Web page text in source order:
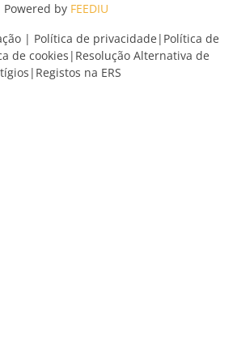
Powered by FEEDIU
| Política de privacidade | Política de
de cookies | Resolução Alternativa de
| Registos na ERS